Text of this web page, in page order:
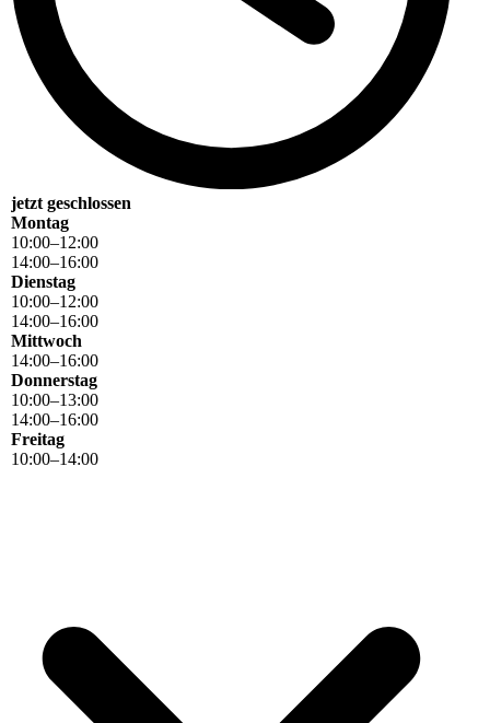
jetzt geschlossen
Montag
10:00–12:00
14:00–16:00
Dienstag
10:00–12:00
14:00–16:00
Mittwoch
14:00–16:00
Donnerstag
10:00–13:00
14:00–16:00
Freitag
10:00–14:00